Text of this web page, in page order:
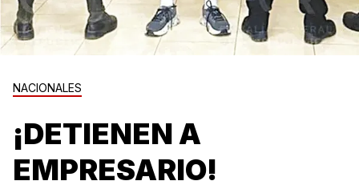
NACIONALES
¡DETIENEN A
EMPRESARIO!